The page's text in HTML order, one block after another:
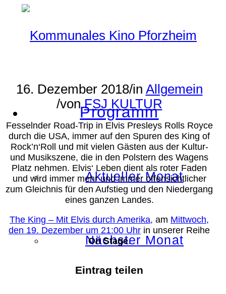
Programm
Aktueller Monat
Nächster Monat
16. Dezember 2018/in Allgemein
/vonFSJ KULTUR
Fesselnder Road-Trip in Elvis Presleys Rolls Royce
durch die USA, immer auf den Spuren des King of
Rock’n‘Roll und mit vielen Gästen aus der Kultur-
und Musikszene, die in den Polstern des Wagens
Platz nehmen. Elvis‘ Leben dient als roter Faden
und wird immer mehr und immer offensichtlicher
zum Gleichnis für den Aufstieg und den Niedergang
eines ganzen Landes.
The King – Mit Elvis durch Amerika, am Mittwoch,
den 19. Dezember um 21:00 Uhr in unserer Reihe
On Stage.
Eintrag teilen